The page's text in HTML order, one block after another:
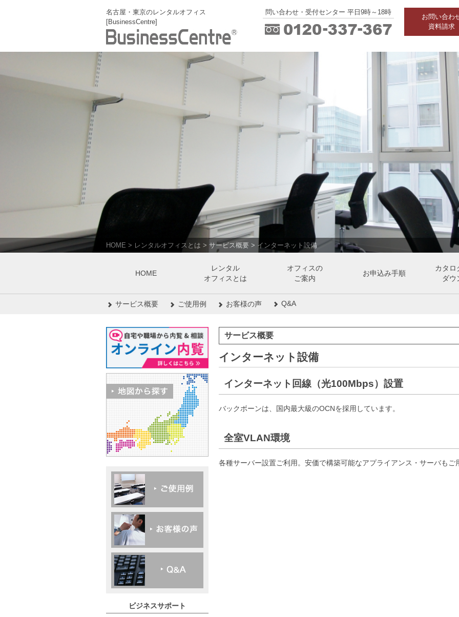
名古屋・東京のレンタルオフィス
[BusinessCentre]
問い合わせ・受付センター 平日9時～18時
お問い合わ
資料請求
HOME > レンタルオフィスとは > サービス概要 > インターネット設備
HOME
レンタル
オフィスとは
オフィスの
ご案内
お申込み手順
カタロ
ダウ
サービス概要 ご使用例 お客様の声 Q&A
サービス概要
インターネット設備
インターネット回線（光100Mbps）設置
バックボーンは、国内最大級のOCNを採用しています。
全室VLAN環境
各種サーバー設置ご利用。安価で構築可能なアプライアンス・サーバもご
ビジネスサポート